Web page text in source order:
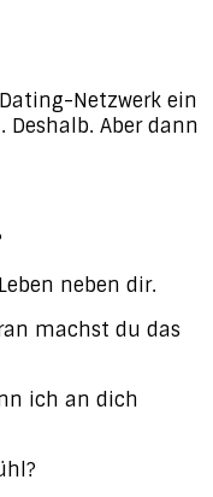
Netzwerk ein
Aber dann
neben dir.
machst du das
ich an dich